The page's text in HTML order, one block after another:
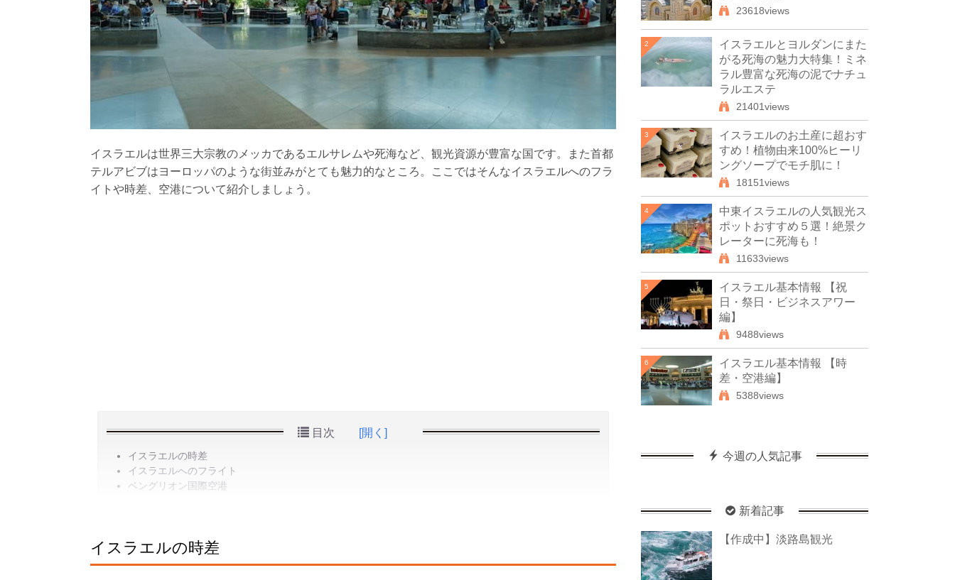
イスラエルは世界三大宗教のメッカであるエルサレムや死海など、観光資源が豊富な国です。また首都
テルアビブはヨーロッパのような街並みがとても魅力的なところ。ここではそんなイスラエルへのフラ
イトや時差、空港について紹介しましょう。
目次 [開く]
イスラエルの時差
イスラエルへのフライト
ベングリオン国際空港
イスラエルの時差
23618views
2
イスラエルとヨルダンにまた
がる死海の魅力大特集！ミネ
ラル豊富な死海の泥でナチュ
ラルエステ
21401views
3
イスラエルのお土産に超おす
すめ！植物由来100%ヒーリ
ングソープでモチ肌に！
18151views
4
中東イスラエルの人気観光ス
ポットおすすめ５選！絶景ク
レーターに死海も！
11633views
5
イスラエル基本情報 【祝
日・祭日・ビジネスアワー
編】
9488views
6
イスラエル基本情報 【時
差・空港編】
5388views
今週の人気記事
新着記事
【作成中】淡路島観光